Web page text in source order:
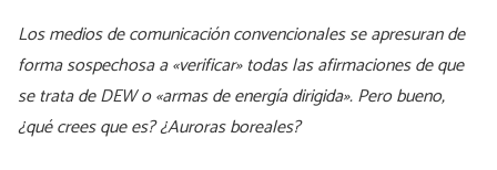
Los medios de comunicación convencionales se apresuran de
forma sospechosa a «verificar» todas las afirmaciones de que
se trata de DEW o «armas de energía dirigida». Pero bueno,
¿qué crees que es? ¿Auroras boreales?